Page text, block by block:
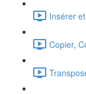
Insérer
Copier,